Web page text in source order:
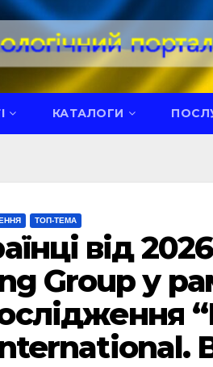
КАТАЛОГИ
ТОП-ТЕМА
від
Group у